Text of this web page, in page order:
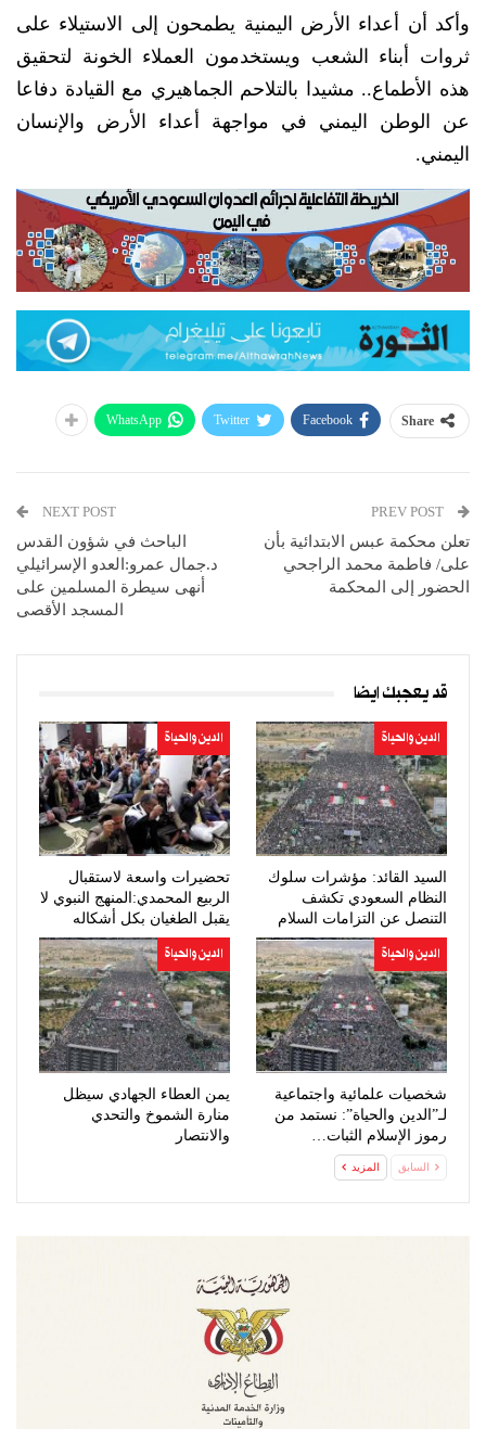
وأكد أن أعداء الأرض اليمنية يطمحون إلى الاستيلاء على
ثروات أبناء الشعب ويستخدمون العملاء الخونة لتحقيق
هذه الأطماع.. مشيدا بالتلاحم الجماهيري مع القيادة دفاعا
عن الوطن اليمني في مواجهة أعداء الأرض والإنسان
اليمني.
Share
Facebook
Twitter
WhatsApp
تعلن محكمة عبس الابتدائية بأن
على/ فاطمة محمد الراجحي
الحضور إلى المحكمة
NEXT POST
الباحث في شؤون القدس
د.جمال عمرو:العدو الإسرائيلي
أنهى سيطرة المسلمين على
المسجد الأقصى
قد يعجبك ايضا
الدين والحياة
السيد القائد: مؤشرات سلوك
النظام السعودي تكشف
التنصل عن التزامات السلام
الدين والحياة
تحضيرات واسعة لاستقبال
الربيع المحمدي:المنهج النبوي لا
يقبل الطغيان بكل أشكاله
الدين والحياة
شخصيات علمائية واجتماعية
لـ”الدين والحياة”: نستمد من
رموز الإسلام الثبات…
الدين والحياة
يمن العطاء الجهادي سيظل
منارة الشموخ والتحدي
والانتصار
السابق المزيد